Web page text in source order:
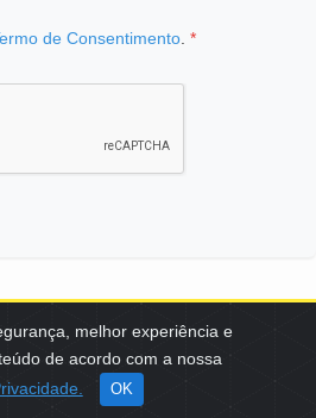
melhor experiência e
de acordo com a nossa
OK
de Consentimento *
CEP: 70200-002 | BRASÍLIA (DF) | +55